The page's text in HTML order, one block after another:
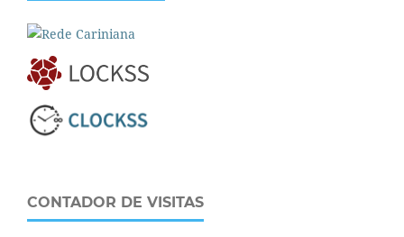
CONTADOR DE VISITAS